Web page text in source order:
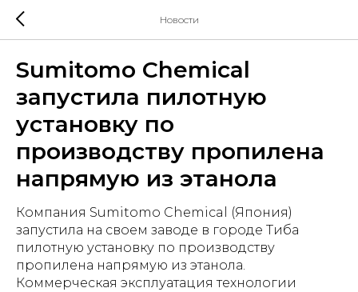
Новости
Sumitomo Chemical
запустила пилотную
установку по
производству пропилена
напрямую из этанола
Компания Sumitomo Chemical (Япония)
запустила на своем заводе в городе Тиба
пилотную установку по производству
пропилена напрямую из этанола.
Коммерческая эксплуатация технологии